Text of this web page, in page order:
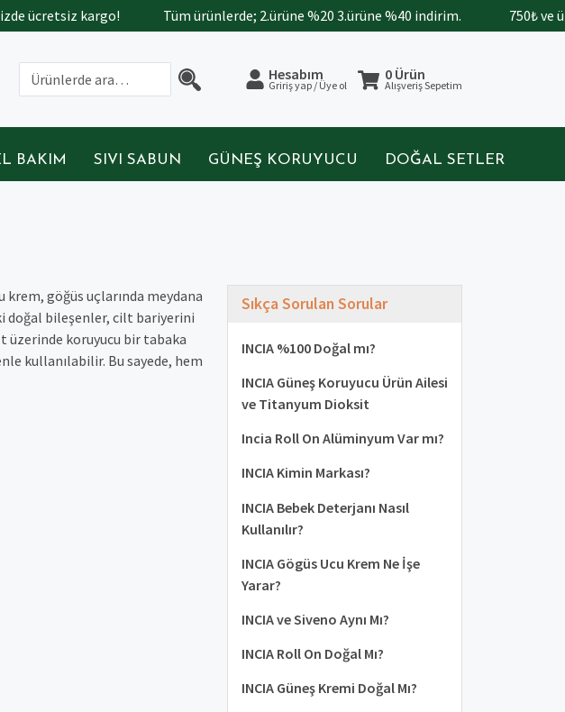
ücretsiz kargo! Tüm ürünlerde; 2.ürüne %20 3.ürüne %40 indirim. 750₺ ve
0 Ürün
Alışveriş Sepetim
Hesabım
Gririş yap / Üye ol
BAKIM SIVI SABUN GÜNEŞ KORUYUCU DOĞAL SETLER
göğüs uçlarında meydana
doğal bileşenler, cilt bariyerini
üzerinde koruyucu bir tabaka
kullanılabilir. Bu sayede, hem
Sıkça Sorulan Sorular
INCIA %100 Doğal mı?
INCIA Güneş Koruyucu Ürün Ailesi
ve Titanyum Dioksit
Incia Roll On Alüminyum Var mı?
​INCIA Kimin Markası?
INCIA Bebek Deterjanı Nasıl
Kullanılır?
INCIA Gögüs Ucu Krem Ne İşe
Yarar?
INCIA ve Siveno Aynı Mı?
INCIA Roll On Doğal Mı?
INCIA Güneş Kremi Doğal Mı?